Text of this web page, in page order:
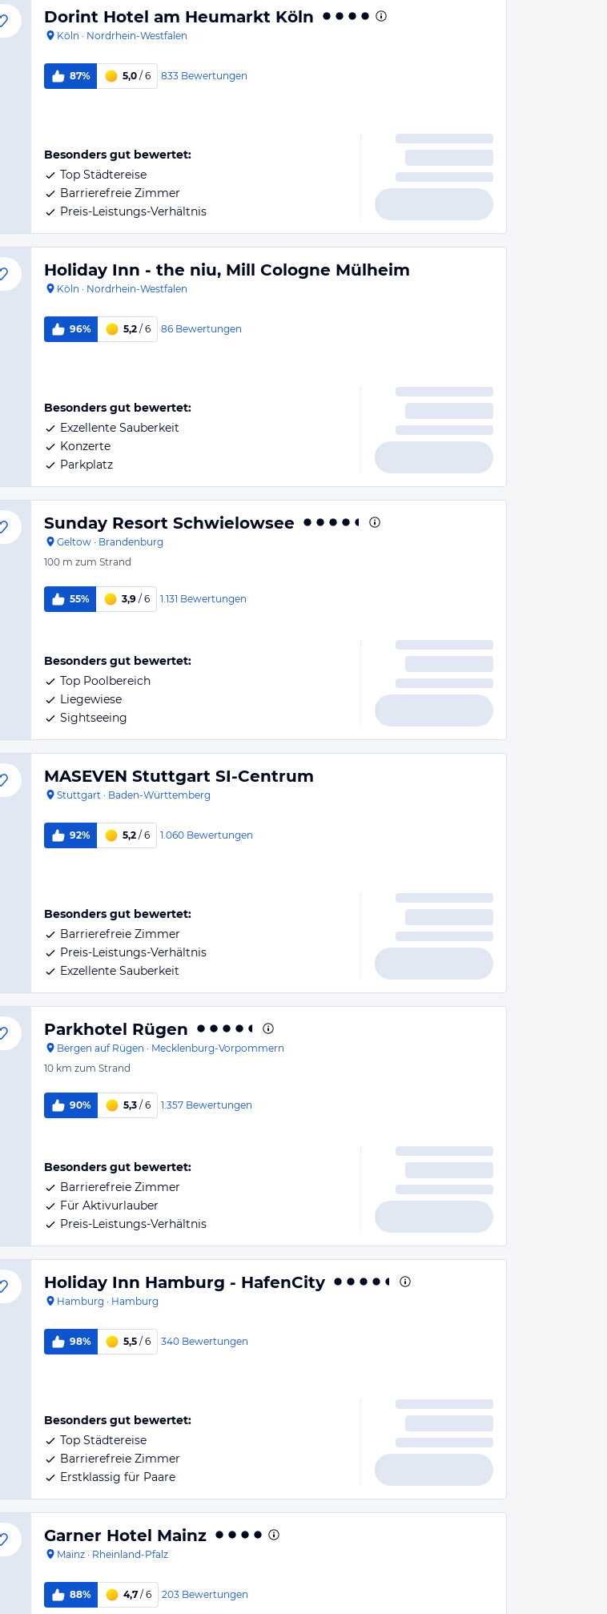
Dorint Hotel am Heumarkt Köln
Köln · Nordrhein-Westfalen
87% 5,0 / 6 833 Bewertungen
Besonders gut bewertet:
Top Städtereise
Barrierefreie Zimmer
Preis-Leistungs-Verhältnis
Holiday Inn - the niu, Mill Cologne Mülheim
Köln · Nordrhein-Westfalen
96% 5,2 / 6 86 Bewertungen
Besonders gut bewertet:
Exzellente Sauberkeit
Konzerte
Parkplatz
Sunday Resort Schwielowsee
Geltow · Brandenburg
100 m zum Strand
55% 3,9 / 6 1.131 Bewertungen
Besonders gut bewertet:
Top Poolbereich
Liegewiese
Sightseeing
MASEVEN Stuttgart SI-Centrum
Stuttgart · Baden-Württemberg
92% 5,2 / 6 1.060 Bewertungen
Besonders gut bewertet:
Barrierefreie Zimmer
Preis-Leistungs-Verhältnis
Exzellente Sauberkeit
Parkhotel Rügen
Bergen auf Rügen · Mecklenburg-Vorpommern
10 km zum Strand
90% 5,3 / 6 1.357 Bewertungen
Besonders gut bewertet:
Barrierefreie Zimmer
Für Aktivurlauber
Preis-Leistungs-Verhältnis
Holiday Inn Hamburg - HafenCity
Hamburg · Hamburg
98% 5,5 / 6 340 Bewertungen
Besonders gut bewertet:
Top Städtereise
Barrierefreie Zimmer
Erstklassig für Paare
Garner Hotel Mainz
Mainz · Rheinland-Pfalz
88% 4,7 / 6 203 Bewertungen